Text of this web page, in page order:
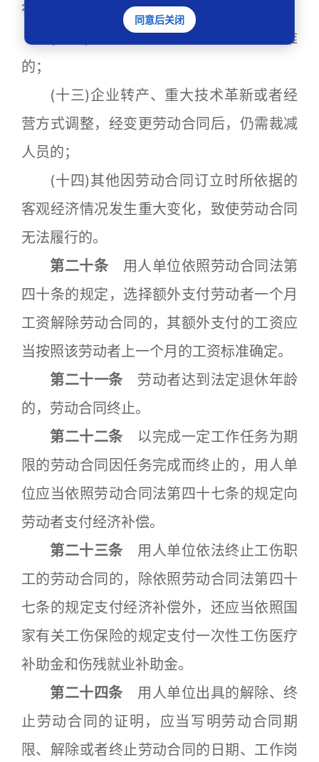
行重整的；
(十二)用人单位生产经营发生严重困难
的；
(十三)企业转产、重大技术革新或者经
营方式调整，经变更劳动合同后，仍需裁减
人员的；
(十四)其他因劳动合同订立时所依据的
客观经济情况发生重大变化，致使劳动合同
无法履行的。
第二十条 用人单位依照劳动合同法第
四十条的规定，选择额外支付劳动者一个月
工资解除劳动合同的，其额外支付的工资应
当按照该劳动者上一个月的工资标准确定。
第二十一条 劳动者达到法定退休年龄
的，劳动合同终止。
第二十二条 以完成一定工作任务为期
限的劳动合同因任务完成而终止的，用人单
位应当依照劳动合同法第四十七条的规定向
劳动者支付经济补偿。
第二十三条 用人单位依法终止工伤职
工的劳动合同的，除依照劳动合同法第四十
七条的规定支付经济补偿外，还应当依照国
家有关工伤保险的规定支付一次性工伤医疗
补助金和伤残就业补助金。
第二十四条 用人单位出具的解除、终
止劳动合同的证明，应当写明劳动合同期
限、解除或者终止劳动合同的日期、工作岗
同意后关闭